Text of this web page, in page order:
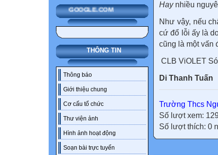
GOOGLE.COM
THÔNG TIN
Thông báo
Giới thiệu chung
Cơ cấu tổ chức
Thư viện ảnh
Hình ảnh hoạt động
Soạn bài trực tuyến
Haynhiều
Như vậy, nếu
cứ đổ lỗi ấy là
cũng là một vấn
CLB ViOLET
Di Thanh Tuấn
Trường Thcs
Số lượt xem:
Số lượt thích: 0